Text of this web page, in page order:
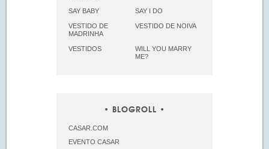
SAY BABY SAY I DO
VESTIDO DE
MADRINHA
VESTIDO DE NOIVA
VESTIDOS
WILL YOU MARRY
ME?
BLOGROLL
CASAR.COM
EVENTO CASAR